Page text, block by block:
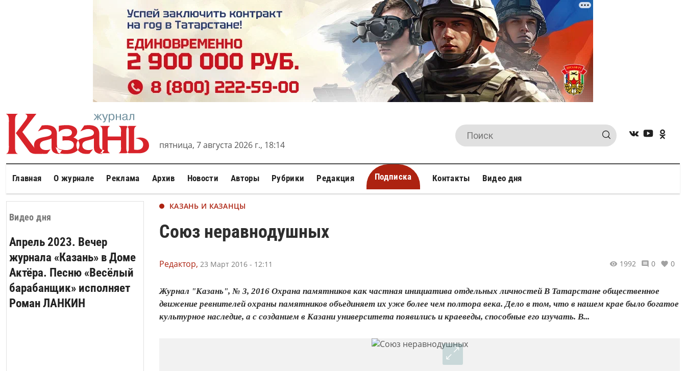
пятница, 7 августа 2026 г., 18:14
Главная О журнале Реклама Архив Новости Авторы Рубрики Редакция Подписка Контакты Видео дня
Видео дня
Апрель 2023. Вечер
журнала «Казань» в Доме
Актёра. Песню «Весёлый
барабанщик» исполняет
Роман ЛАНКИН
КАЗАНЬ И КАЗАНЦЫ
Союз неравнодушных
Редактор, 23 Март 2016 - 12:11 1992 0 0
Журнал "Казань", № 3, 2016 Охрана памятников как частная инициатива отдельных личностей В Татарстане общественное
движение ревнителей охраны памятников объединяет их уже более чем полтора века. Дело в том, что в нашем крае было богатое
культурное наследие, а с созданием в Казани университета появились и краеведы, способные его изучать. В...